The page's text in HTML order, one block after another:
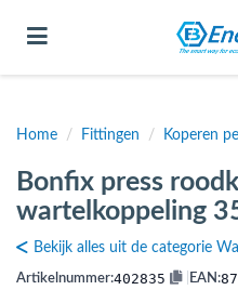
(Bevestigingsmateriaal /
(Buffervaten, hygiene
(Buizen & leidingen)
(Expansievaten)
Toggle navigation
Home / Fittingen / Koperen
Bonfix press
wartelkoppeling
Bekijk alles uit de categorie
Artikelnummer:402835 EAN: